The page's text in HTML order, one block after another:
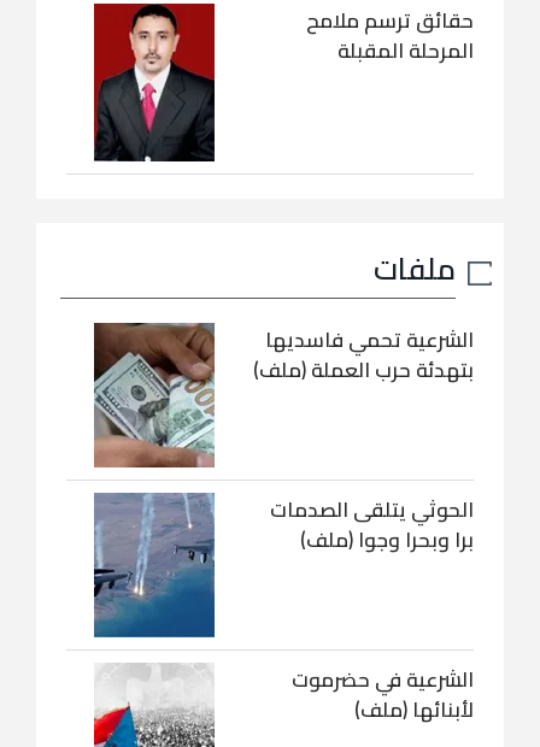
حقائق ترسم ملامح
المرحلة المقبلة
ملفات
الشرعية تحمي فاسديها
بتهدئة حرب العملة (ملف)
الحوثي يتلقى الصدمات
برا وبحرا وجوا (ملف)
الشرعية في حضرموت
لأبنائها (ملف)